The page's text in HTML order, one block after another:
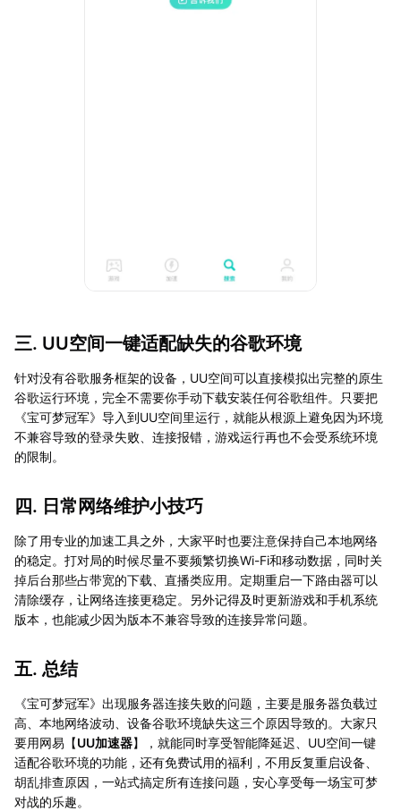
三. UU空间一键适配缺失的谷歌环境
针对没有谷歌服务框架的设备，UU空间可以直接模拟出完整的原生
谷歌运行环境，完全不需要你手动下载安装任何谷歌组件。只要把
《宝可梦冠军》导入到UU空间里运行，就能从根源上避免因为环境
不兼容导致的登录失败、连接报错，游戏运行再也不会受系统环境
的限制。
四. 日常网络维护小技巧
除了用专业的加速工具之外，大家平时也要注意保持自己本地网络
的稳定。打对局的时候尽量不要频繁切换Wi-Fi和移动数据，同时关
掉后台那些占带宽的下载、直播类应用。定期重启一下路由器可以
清除缓存，让网络连接更稳定。另外记得及时更新游戏和手机系统
版本，也能减少因为版本不兼容导致的连接异常问题。
五. 总结
《宝可梦冠军》出现服务器连接失败的问题，主要是服务器负载过
高、本地网络波动、设备谷歌环境缺失这三个原因导致的。大家只
要用网易【UU加速器】，就能同时享受智能降延迟、UU空间一键
适配谷歌环境的功能，还有免费试用的福利，不用反复重启设备、
胡乱排查原因，一站式搞定所有连接问题，安心享受每一场宝可梦
对战的乐趣。